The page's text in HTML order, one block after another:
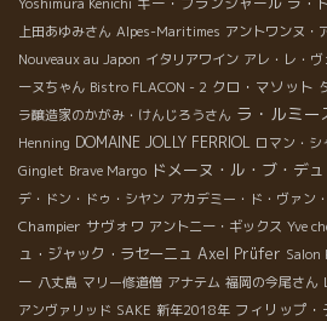
上田あゆみさん Alpes-Maritimes アントワンヌ・
Nouveaux au Japon イタリアワイン アレ・レ・
ーヌちゃん Bistro FLACON - 2 クロ・マソット
ラ醸造家のかがみ・けんじろうさん ラ・ルミー
Henning DOMAINE JOLLY FERRIOL ロマン・シ
Ginglet Brave Margo ドメーヌ・ル・ブ・デ
デ・ドン・ドゥ・シヤン アカデミー・ド・ヴァン
Champier サヴォワ アントニー・ギックス Yve
ュ・ジャック・ラセーニュ Axel Prüfer Salon
ー 八丈島 マリー修道僧 アナテム 福岡の今尾さん
アンヴァリッド SAKE 新年2018年 フィリップ・